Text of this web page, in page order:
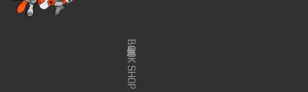
金魚屋BOOK SHOP